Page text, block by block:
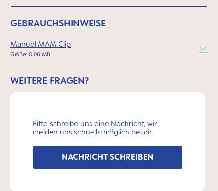
GEBRAUCHSHINWEISE
Manual MAM Clip
Größe: 0.06 MB
WEITERE FRAGEN?
Bitte schreibe uns eine Nachricht, wir
melden uns schnellstmöglich bei dir.
NACHRICHT SCHREIBEN